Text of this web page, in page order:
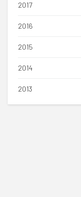
2017
2016
2015
2014
2013